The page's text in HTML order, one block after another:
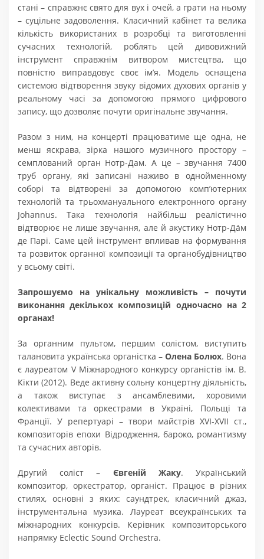
стані – справжнє свято для вух і очей, а грати на ньому
– суцільне задоволення. Класичний кабінет та велика
кількість використаних в розробці та виготовленні
сучасних технологій, роблять цей дивовижний
інструмент справжнім витвором мистецтва, що
повністю виправдовує своє ім’я. Модель оснащена
системою відтворення звуку відомих духових органів у
реальному часі за допомогою прямого цифрового
запису, що дозволяє почути оригінальне звучання.
Разом з ним, на концерті працюватиме ще одна, не
менш яскрава, зірка нашого музичного простору –
семплований орган Нотр-Дам. А це – звучання 7400
труб органу, які записані наживо в однойменному
соборі та відтворені за допомогою комп’ютерних
технологій та трьохмануального електронного органу
Johannus. Така технологія найбільш реалістично
відтворює не лише звучання, але й акустику Нотр-Да́м
де Парі. Саме цей інструмент впливав на формування
та розвиток органної композиції та органобудівництво
у всьому світі.
Запрошуємо на унікальну можливість – почути
виконання декількох композицій одночасно на 2
органах!
За органним пультом, першим солістом, виступить
талановита українська органістка – Олена Болюх. Вона
є лауреатом V Міжнародного конкурсу органістів ім. В.
Кікти (2012). Веде активну сольну концертну діяльність,
а також виступає з ансамблевими, хоровими
колективами та оркестрами в Україні, Польщі та
Франції. У репертуарі – твори майстрів XVI-XVII ст.,
композиторів епохи Відродження, бароко, романтизму
та сучасних авторів.
Другий соліст – Євгеній Жаку. Український
композитор, оркестратор, органіст. Працює в різних
стилях, основні з яких: саундтрек, класичний джаз,
інструментальна музика. Лауреат всеукраїнських та
міжнародних конкурсів. Керівник композиторського
напрямку Eclectic Sound Orchestra.